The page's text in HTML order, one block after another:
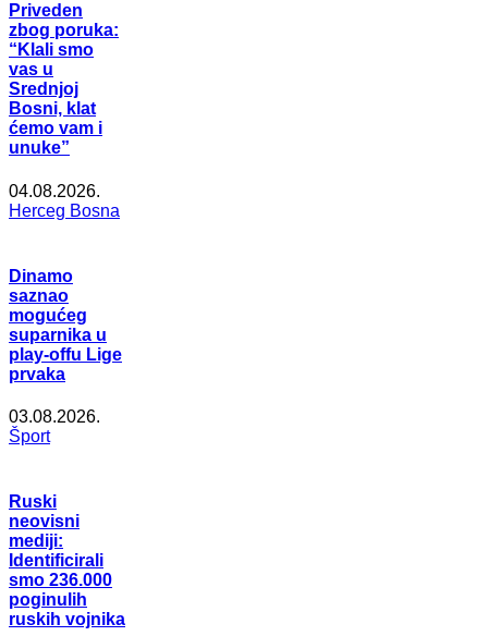
Priveden
zbog poruka:
“Klali smo
vas u
Srednjoj
Bosni, klat
ćemo vam i
unuke”
04.08.2026.
Herceg Bosna
Dinamo
saznao
mogućeg
suparnika u
play-offu Lige
prvaka
03.08.2026.
Šport
Ruski
neovisni
mediji:
Identificirali
smo 236.000
poginulih
ruskih vojnika